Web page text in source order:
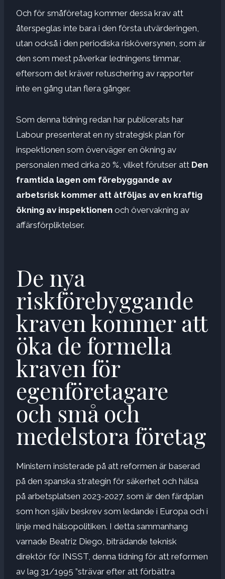
Och för småföretag kommer dessa krav att
återspeglas inte bara i den första utvärderingen,
utan också i den periodiska risköversynen, som är
den som mest påverkar ledningens timmar,
eftersom det kräver retuschering av rapporter
inte en gång utan flera gånger.
Som denna tidning redan har publicerats har
Labour presenterat en ny strategisk plan för
inspektionen som överväger en ökning av
personalen med cirka 20 %, vilket förutser att Den
framtida lagen om förebyggande av
arbetsrisk kommer att åtföljas av en kraftig
ökning av inspektionen och övervakning av
affärsförpliktelser.
De nya
riskförebyggande
kraven kommer att
öka de formella
kraven för
egenföretagare
och små och
medelstora företag
Ministern insisterade på att reformen är baserad
på den spanska strategin för säkerhet och hälsa
på arbetsplatsen 2023-2027, som är den färdplan
som hon själv beskrev som ledande i Europa och i
linje med hälsopolitiken. I detta sammanhang
varnade Beatriz Diego, biträdande teknisk
direktör för INSST, denna tidning för att reformen
av lag 31/1995 ”strävar efter att förbättra